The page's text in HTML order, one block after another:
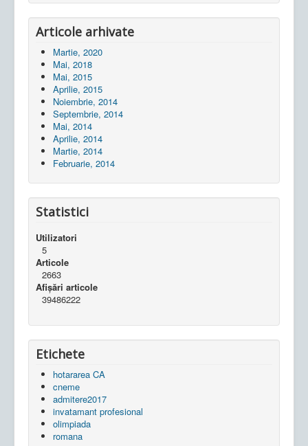
Articole arhivate
Martie, 2020
Mai, 2018
Mai, 2015
Aprilie, 2015
Noiembrie, 2014
Septembrie, 2014
Mai, 2014
Aprilie, 2014
Martie, 2014
Februarie, 2014
Statistici
Utilizatori
5
Articole
2663
Afișări articole
39486222
Etichete
hotararea CA
cneme
admitere2017
invatamant profesional
olimpiada
romana